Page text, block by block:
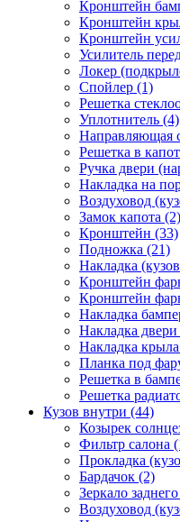
Кронштейн
Кронштейн
Кронштейн
Усилитель
Локер
Спойлер (1)
Решетка
Уплотнитель (4)
Направляющая
Решетка в
Ручка двери
Накладка на
Воздуховод
Замок капота (2)
Кронштейн (33)
Подножка (21)
Накладка
Кронштейн
Кронштейн
Накладка
Накладка
Накладка
Планка под
Решетка в
Решетка
Кузов внутри (44)
Козырек
Фильтр салона
Прокладка
Бардачок (2)
Зеркало
Воздуховод